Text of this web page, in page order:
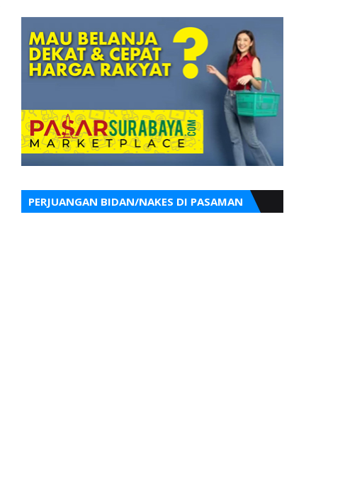
PERJUANGAN BIDAN/NAKES DI PASAMAN